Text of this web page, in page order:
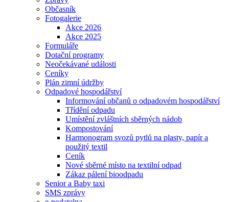
Občasník
Fotogalerie
Akce 2026
Akce 2025
Formuláře
Dotační programy
Neočekávané události
Ceníky
Plán zimní údržby
Odpadové hospodářství
Informování občanů o odpadovém hospodářství
Třídění odpadu
Umístění zvláštních sběrných nádob
Kompostování
Harmonogram svozů pytlů na plasty, papír a
použitý textil
Ceník
Nové sběrné místo na textilní odpad
Zákaz pálení bioodpadu
Senior a Baby taxi
SMS zprávy